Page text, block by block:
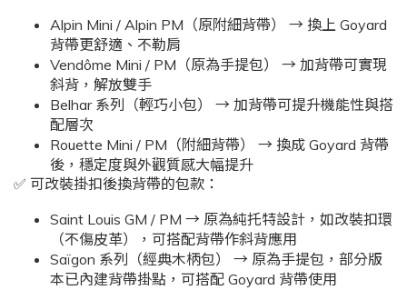
Alpin Mini / Alpin PM（原附細背帶） → 換上 Goyard
背帶更舒適、不勒肩
Vendôme Mini / PM（原為手提包） → 加背帶可實現
斜背，解放雙手
Belhar 系列（輕巧小包） → 加背帶可提升機能性與搭
配層次
Rouette Mini / PM（附細背帶） → 換成 Goyard 背帶
後，穩定度與外觀質感大幅提升
✅ 可改裝掛扣後換背帶的包款：
Saint Louis GM / PM → 原為純托特設計，如改裝扣環
（不傷皮革），可搭配背帶作斜背應用
Saïgon 系列（經典木柄包） → 原為手提包，部分版
本已內建背帶掛點，可搭配 Goyard 背帶使用